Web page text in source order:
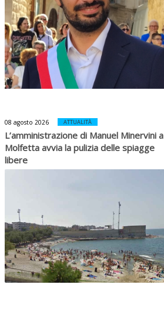
08 agosto 2026 ATTUALITÀ
L’amministrazione di Manuel Minervini a
Molfetta avvia la pulizia delle spiagge
libere